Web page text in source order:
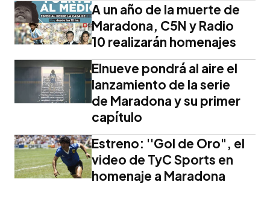
A un año de la muerte de
Maradona, C5N y Radio
10 realizarán homenajes
Elnueve pondrá al aire el
lanzamiento de la serie
de Maradona y su primer
capítulo
Estreno: ''Gol de Oro", el
video de TyC Sports en
homenaje a Maradona